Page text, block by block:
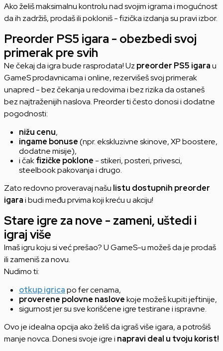
Ako želiš maksimalnu kontrolu nad svojim igrama i mogućnost
da ih zadržiš, prodaš ili pokloniš - fizička izdanja su pravi izbor.
Preorder PS5 igara - obezbedi svoj
primerak pre svih
Ne čekaj da igra bude rasprodata! Uz preorder PS5 igarau
GameS prodavnicama i online, rezervišeš svoj primerak
unapred - bez čekanja u redovima i bez rizika da ostaneš
bez najtraženijih naslova. Preorder ti često donosi i dodatne
pogodnosti:
nižu cenu,
ingame bonuse(npr. ekskluzivne skinove, XP boostere,
dodatne misije),
i čakfizičke poklone - stikeri, posteri, privesci,
steelbook pakovanja i drugo.
Zato redovno proveravaj našu listu dostupnih preorder
igarai budi među prvima koji kreću u akciju!
Stare igre za nove - zameni, uštedi i
igraj više
Imaš igru koju si već prešao? U GameS-u možeš da je prodaš
ili zameniš za novu.
Nudimo ti:
otkup igricapo fer cenama,
proverene polovne naslovekoje možeš kupiti jeftinije,
sigurnost jer su sve korišćene igre testirane i ispravne.
Ovo je idealna opcija ako želiš da igraš više igara, a potrošiš
manje novca. Donesi svoje igre i napravi deal u tvoju korist!